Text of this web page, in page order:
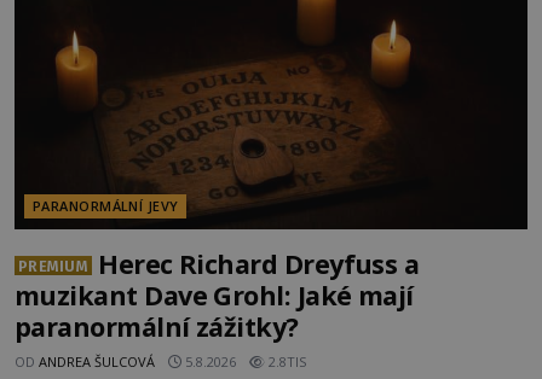
PARANORMÁLNÍ JEVY
PREMIUM
Herec Richard Dreyfuss a
muzikant Dave Grohl: Jaké mají
paranormální zážitky?
OD ANDREA ŠULCOVÁ 5.8.2026 2.8TIS